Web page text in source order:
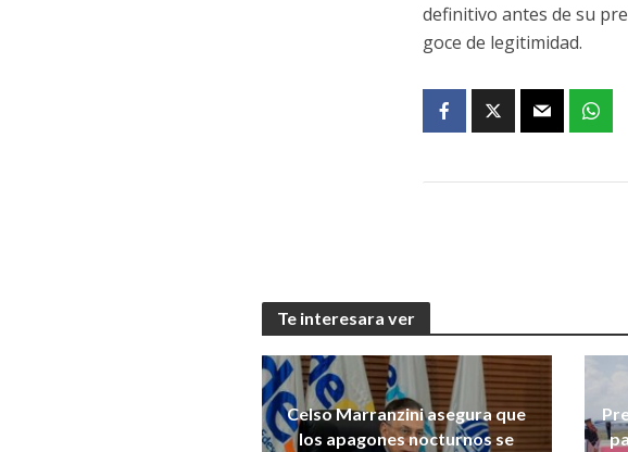
definitivo antes de su
goce de legitimidad.
Te interesara ver
Celso Marranzini asegura que
los apagones nocturnos se